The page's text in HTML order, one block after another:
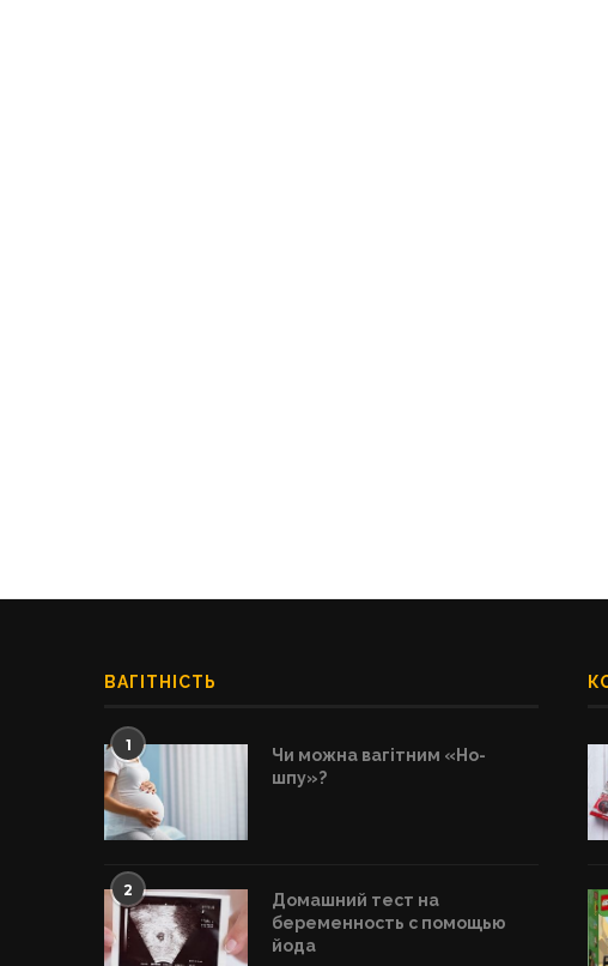
ВАГІТНІСТЬ
1
Чи можна вагітним «Но-
шпу»?
2
Домашний тест на
беременность с помощью
йода